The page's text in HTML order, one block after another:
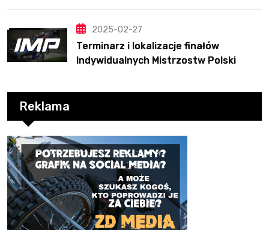
2025-02-27
Terminarz i lokalizacje finałów
Indywidualnych Mistrzostw Polski
Reklama